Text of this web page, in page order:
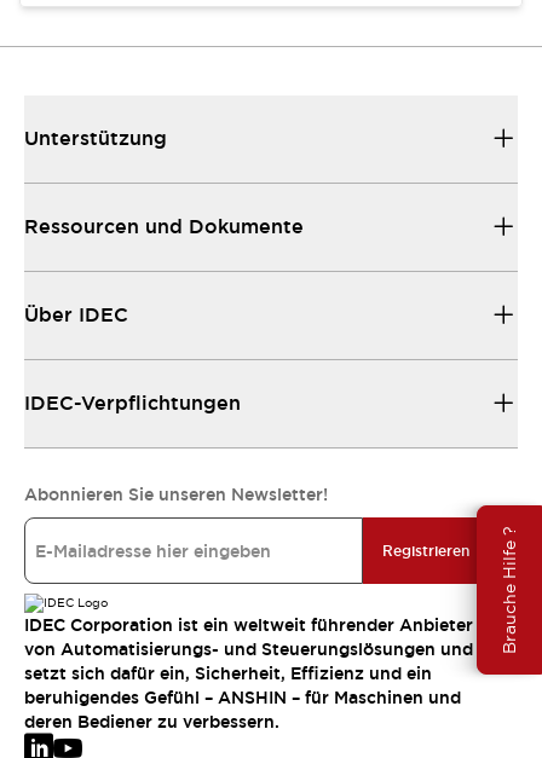
Brauche Hilfe ?
Unterstützung
Ressourcen und Dokumente
Über IDEC
IDEC-Verpflichtungen
Abonnieren Sie unseren Newsletter!
Registrieren
IDEC Corporation ist ein weltweit führender Anbieter
von Automatisierungs- und Steuerungslösungen und
setzt sich dafür ein, Sicherheit, Effizienz und ein
beruhigendes Gefühl – ANSHIN – für Maschinen und
deren Bediener zu verbessern.